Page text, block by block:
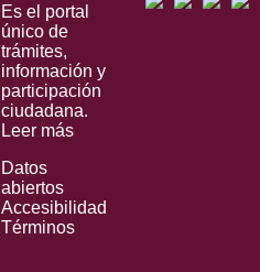
Es el portal
único de
trámites,
información y
participación
ciudadana.
Leer más
Datos
abiertos
Accesibilidad
Términos